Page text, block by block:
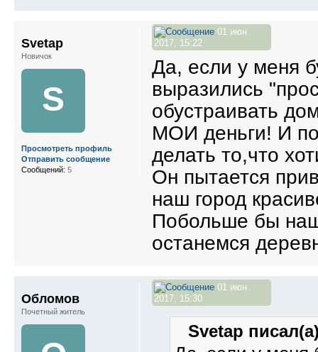
01 июн
2017, 15:22
Да, если у меня
выразились
обустраивать
МОИ деньги! И
делать то,что
Он пытается
наш город
Побольше бы
останемся
Svetap
Новичок
S
Просмотреть профиль
Отправить сообщение
Сообщений: 5
01 июн
2017, 15:30
Svetap
Обломов
Почетный житель